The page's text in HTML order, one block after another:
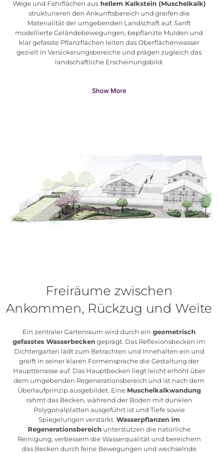
Wege und Fahrflächen aushellem Kalkstein (Muschelkalk)
strukturieren den Ankunftsbereich und greifen die
Materialität der umgebenden Landschaft auf. Sanft
modellierte Geländebewegungen, bepflanzte Mulden und
klar gefasste Pflanzflächen leiten das Oberflächenwasser
gezielt in Versickerungsbereiche und prägen zugleich das
landschaftliche Erscheinungsbild.
Show More
Freiräume zwischen
Ankommen, Rückzug und Weite
Ein zentraler Gartenraum wird durch ein geometrisch
gefasstes Wasserbecken geprägt. Das Reflexionsbecken im
Dichtergarten lädt zum Betrachten und Innehalten ein und
greift in seiner klaren Formensprache die Gestaltung der
Hauptterrasse auf. Das Hauptbecken liegt leicht erhöht über
dem umgebenden Regenerationsbereich und ist nach dem
Überlaufprinzip ausgebildet. Eine Muschelkalkwandung
rahmt das Becken, während der Boden mit dunklen
Polygonalplatten ausgeführt ist und Tiefe sowie
Spiegelungen verstärkt. Wasserpflanzen im
Regenerationsbereich unterstützen die natürliche
Reinigung, verbessern die Wasserqualität und bereichern
das Becken durch feine Bewegungen und wechselnde